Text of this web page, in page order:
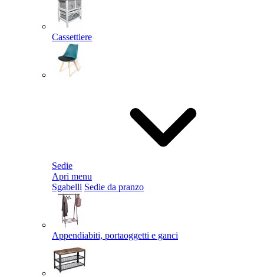
Cassettiere
Sedie
Apri menu
Sgabelli Sedie da pranzo
Appendiabiti, portaoggetti e ganci